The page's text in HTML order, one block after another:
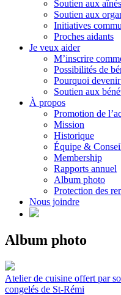
Soutien aux aînés
Soutien aux
Initiatives
Proches aidants
Je veux aider
M’inscrire
Possibilités de
Pourquoi
Soutien aux
À propos
Promotion de
Mission
Historique
Équipe &
Membership
Rapports annuel
Album photo
Protection des
Nous joindre
Album photo
Atelier de cuisine offert par
congelés de St-Rémi